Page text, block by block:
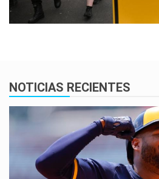
NOTICIAS RECIENTES